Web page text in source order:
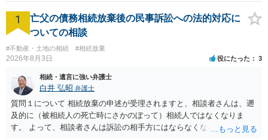
1
亡父の債務相続放棄後の民事訴訟への法的対応に
ついての相談
#不動産・土地の相続 #相続放棄
2026年8月3日 役にたった 3
相続・遺言に強い弁護士
白井 弘昭 弁護士
質問１について 相続放棄の申述が受理されますと、相談者さんは、遡
及的に（被相続人の死亡時にさかのぼって）相続人ではなくなりま
す。 よって、相談者さんは訴訟の相手方にはならなくなるので（明け